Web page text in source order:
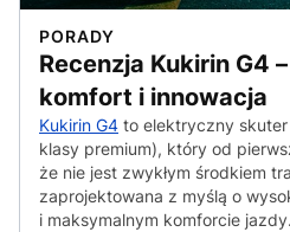
PORADY
Recenzja Kukirin G4
komfort i innowacja
Kukirin G4 to elektryczny
klasy premium), który od
że nie jest zwykłym środkiem
zaprojektowana z myślą o
i maksymalnym komforcie